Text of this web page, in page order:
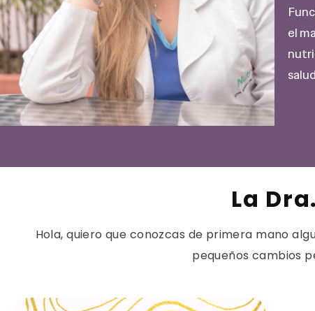
el
La
Hola, quiero que conozcas de primera mano
pequeños cambios